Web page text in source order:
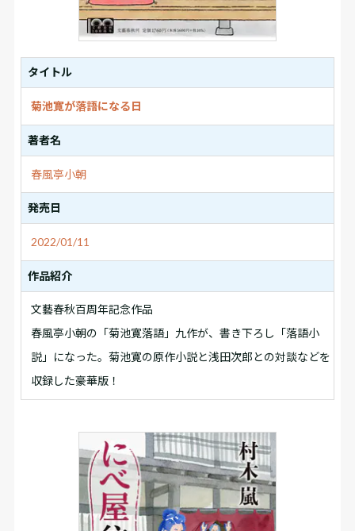
タイトル
菊池寛が落語になる日
著者名
春風亭小朝
発売日
2022/01/11
作品紹介
文藝春秋百周年記念作品
春風亭小朝の「菊池寛落語」九作が、書き下ろし「落語小
説」になった。菊池寛の原作小説と浅田次郎との対談などを
収録した豪華版！